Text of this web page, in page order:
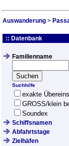
Auswanderung >
:: Datenbank
Familienname
Suchhilfe
exakte
GROSS/klein
Soundex
Schiffsnamen
Abfahrtstage
Zielhäfen